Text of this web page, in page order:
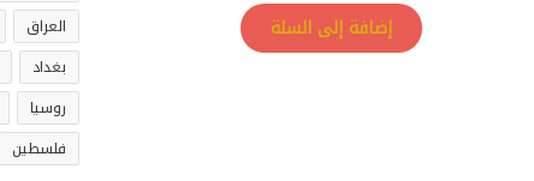
إضافة إلى السلة
العراق
بغداد
روسيا
فلسطين